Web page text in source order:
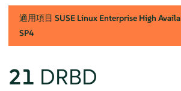
適用項目 SUSE Linux Enterprise High
SP4
21 DRBD